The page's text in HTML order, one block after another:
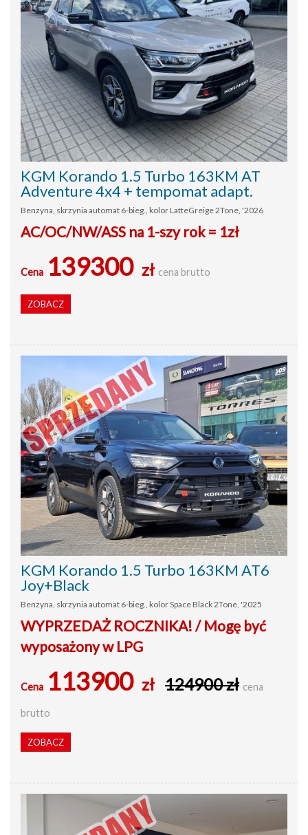
KGM Korando 1.5 Turbo 163KM AT
Adventure 4x4 + tempomat adapt.
Benzyna, skrzynia automat 6-bieg., kolor LatteGreige 2Tone, '2026
AC/OC/NW/ASS na 1-szy rok = 1zł
Cena 139300 zł cena brutto
ZOBACZ
KGM Korando 1.5 Turbo 163KM AT6
Joy+Black
Benzyna, skrzynia automat 6-bieg., kolor Space Black 2Tone, '2025
WYPRZEDAŻ ROCZNIKA! / Mogę być
wyposażony w LPG
Cena 113900 zł 124900 zł cena
brutto
ZOBACZ